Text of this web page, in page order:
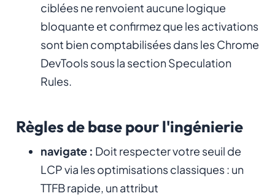
ciblées ne renvoient aucune logique
bloquante et confirmez que les activations
sont bien comptabilisées dans les Chrome
DevTools sous la section Speculation
Rules.
Règles de base pour l'ingénierie
navigate : Doit respecter votre seuil de
LCP via les optimisations classiques : un
TTFB rapide, un attribut